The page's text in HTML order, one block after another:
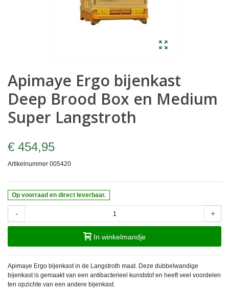
Apimaye Ergo bijenkast
Deep Brood Box en Medium
Super Langstroth
€ 454,95
Artikelnummer 005420
Op voorraad en direct leverbaar.
- +
In winkelmandje
Apimaye Ergo bijenkast in de Langstroth maat. Deze dubbelwandige
bijenkast is gemaakt van een antibacterieel kunststof en heeft veel voordelen
ten opzichte van een andere bijenkast.